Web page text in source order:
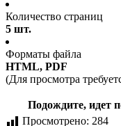
Количество страниц
5 шт.
Форматы файла
HTML, PDF
(Для просмотра
Подождите, идет
Просмотрено: 284